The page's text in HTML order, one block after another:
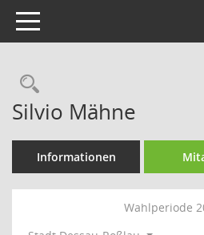
Toggle navigation
Rechercheauswahl
Silvio Mähne
Informationen
Wahlperiode